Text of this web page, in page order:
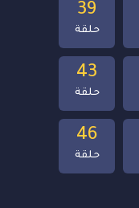
46
حلقة
43
حلقة
39
حلقة